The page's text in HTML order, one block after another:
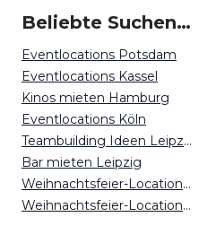
Beliebte Suchen auf Event Inc
Eventlocations Potsdam
Eventlocations Kassel
Kinos mieten Hamburg
Eventlocations Köln
Teambuilding Ideen Leipzig
Bar mieten Leipzig
Weihnachtsfeier-Locations Krefeld
Weihnachtsfeier-Locations München